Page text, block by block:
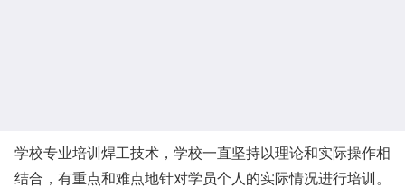
学校专业培训焊工技术，学校一直坚持以理论和实际操作相
结合，有重点和难点地针对学员个人的实际情况进行培训。